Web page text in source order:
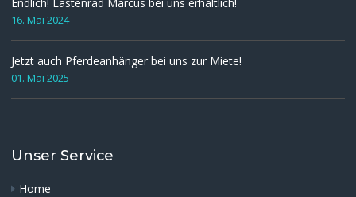
16. Mai 2024
Jetzt auch Pferdeanhänger bei uns zur Miete!
01. Mai 2025
Unser Service
Home